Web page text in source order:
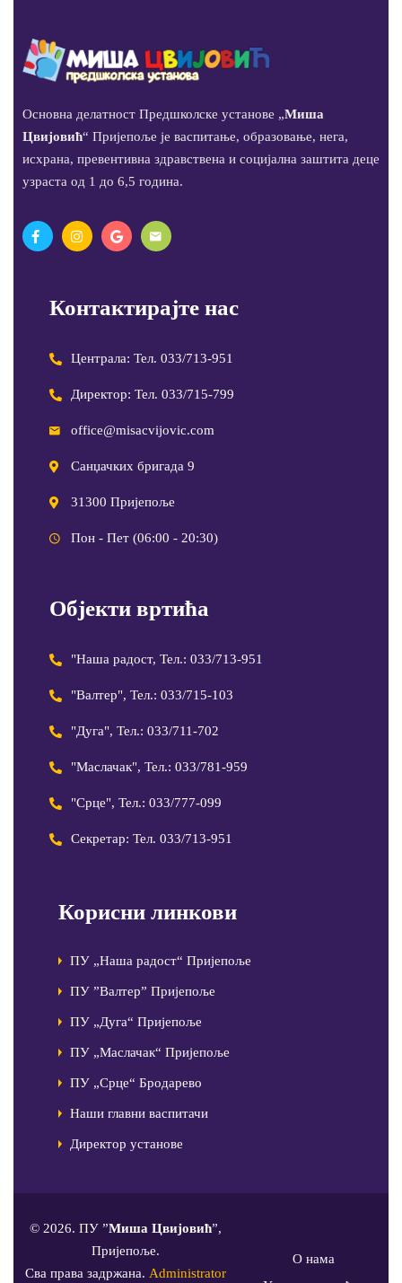
Основна делатност Предшколске установе „Миша
Цвијовић“ Пријепоље је васпитање, образовање, нега,
исхрана, превентивна здравствена и социјална заштита деце
узраста од 1 до 6,5 година.
Контактирајте нас
Централа: Тел. 033/713-951
Директор: Тел. 033/715-799
office@misacvijovic.com
Санџачких бригада 9
31300 Пријепоље
Пон - Пет (06:00 - 20:30)
Објекти вртића
"Наша радост, Тел.: 033/713-951
"Валтер", Тел.: 033/715-103
"Дуга", Тел.: 033/711-702
"Маслачак", Тел.: 033/781-959
"Срце", Тел.: 033/777-099
Секретар: Тел. 033/713-951
Корисни линкови
ПУ „Наша радост“ Пријепоље
ПУ ”Валтер” Пријепоље
ПУ „Дуга“ Пријепоље
ПУ „Маслачак“ Пријепоље
ПУ „Срце“ Бродарево
Наши главни васпитачи
Директор установе
© 2026. ПУ ”Миша Цвијовић”,
Пријепоље.
Сва права задржана. Administrator
О нама